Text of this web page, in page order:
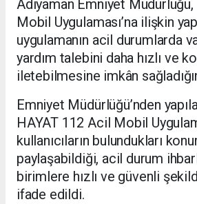
Adıyaman Emniyet
Mobil Uygulaması’na ilişkin
uygulamanın acil durumlarda
yardım talebini daha hızlı ve
iletebilmesine imkân
Emniyet Müdürlüğü’nden
HAYAT 112 Acil Mobil
kullanıcıların bulundukları
paylaşabildiği, acil durum
birimlere hızlı ve güvenli
ifade edildi.